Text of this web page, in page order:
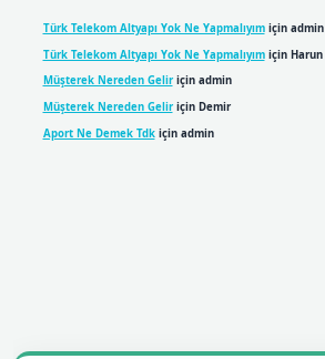
Türk Telekom Altyapı Yok Ne Yapmalıyımiçin admin
Türk Telekom Altyapı Yok Ne Yapmalıyımiçin Harun
Müşterek Nereden Geliriçin admin
Müşterek Nereden Geliriçin Demir
Aport Ne Demek Tdkiçin admin